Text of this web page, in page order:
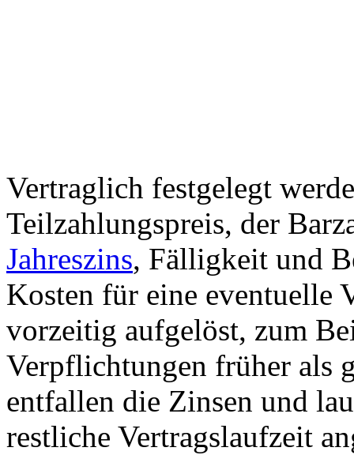
Vertraglich festgelegt
Teilzahlungspreis, der
Jahreszins, Fälligkeit und
Kosten für eine eventuelle
vorzeitig aufgelöst, zum
Verpflichtungen früher als
entfallen die Zinsen und
restliche Vertragslaufzeit